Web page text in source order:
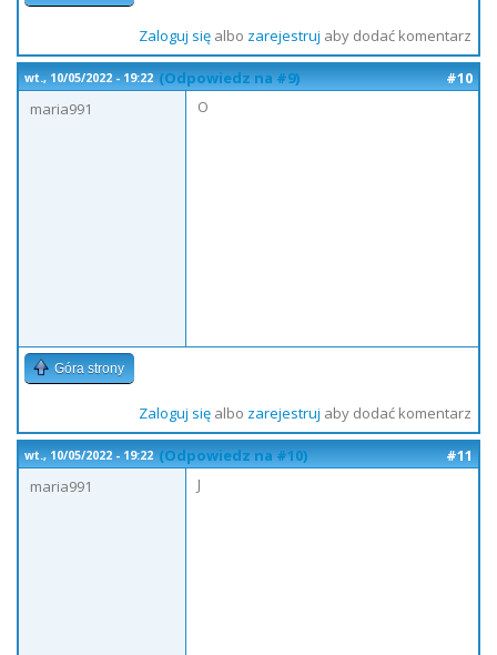
Zaloguj sięalbo zarejestruj aby dodać komentarz
wt., 10/05/2022 - 19:22 (Odpowiedz na #9)
#10
maria991
O
Góra strony
Zaloguj sięalbo zarejestruj aby dodać komentarz
wt., 10/05/2022 - 19:22 (Odpowiedz na #10)
#11
maria991
J